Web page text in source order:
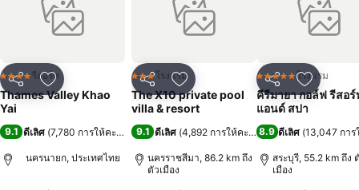
แชร์ เพิ่มในรายการโปรด
4 ดาว รีสอร์ท
Thames Valley Khao
Yai
9.1 ดีเลิศ (7,780 การให้คะแนน )
นครนายก, ประเทศไทย
แชร์ เพิ่มในรายการโปรด
3 ดาวโรงแรม
The X10 private pool
villa & resort
9.1 ดีเลิศ (4,892 การให้คะแนน)
นครราชสีมา, 86.2 km ถึง
ตัวเมือง
แชร์ เพิ่มในรา
5 ดาว โรงแรม
คีรีมายา กอล์ฟ รีสอร์
แอนด์ สปา
8.9 ดีเลิศ (13,047 กา
สระบุรี, 55.2 km ถึง
เมือง